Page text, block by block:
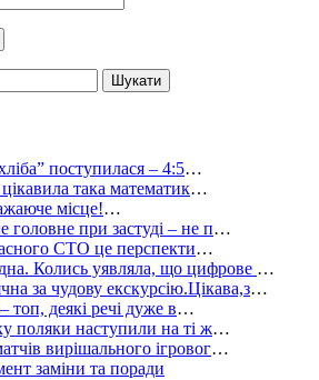
поступилася – 4:5…
така математик…
місце!…
головне при застуді – не п…
СТО це перспекти…
Колись уявляла, що цифрове …
за чудову екскурсію.Цікава,з…
топ, деякі речі дуже в…
поляки наступили на ті ж…
вирішального ігровог…
заміни та поради